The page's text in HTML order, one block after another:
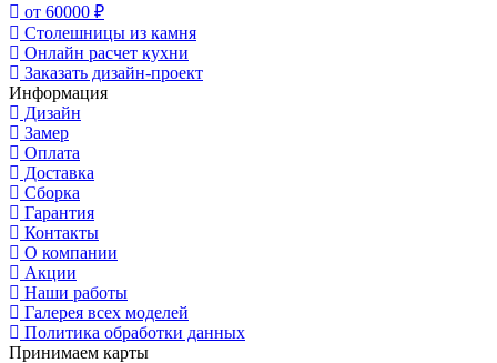
от 60000 ₽
Столешницы из камня
Онлайн расчет кухни
Заказать дизайн-проект
Информация
Дизайн
Замер
Оплата
Доставка
Сборка
Гарантия
Контакты
О компании
Акции
Наши работы
Галерея всех моделей
Политика обработки данных
Принимаем карты